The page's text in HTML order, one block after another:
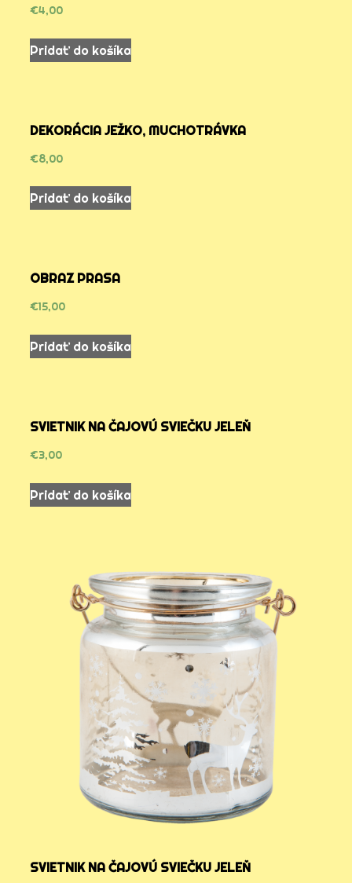
€4,00
Pridať do košíka
DEKORÁCIA JEŽKO, MUCHOTRÁVKA
€8,00
Pridať do košíka
OBRAZ PRASA
€15,00
Pridať do košíka
SVIETNIK NA ČAJOVÚ SVIEČKU JELEŇ
€3,00
Pridať do košíka
SVIETNIK NA ČAJOVÚ SVIEČKU JELEŇ